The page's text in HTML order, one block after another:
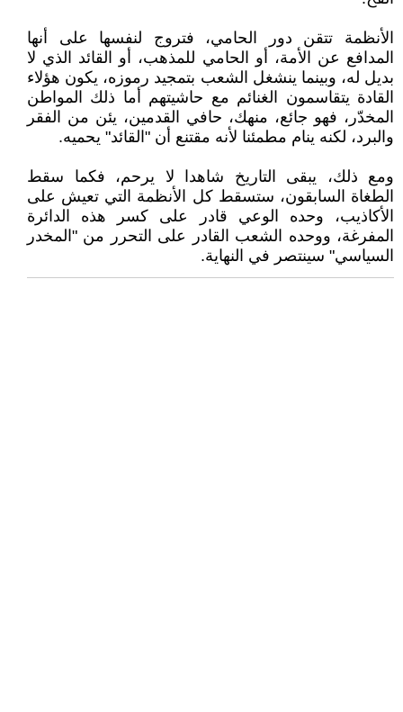
الأنظمة تتقن دور الحامي، فتروج لنفسها على أنها
المدافع عن الأمة، أو الحامي للمذهب، أو القائد الذي لا
بديل له، وبينما ينشغل الشعب بتمجيد رموزه، يكون هؤلاء
القادة يتقاسمون الغنائم مع حاشيتهم أما ذلك المواطن
المخدّر، فهو جائع، منهك، حافي القدمين، يئن من الفقر
والبرد، لكنه ينام مطمئنا لأنه مقتنع أن "القائد" يحميه.
ومع ذلك، يبقى التاريخ شاهدا لا يرحم، فكما سقط
الطغاة السابقون، ستسقط كل الأنظمة التي تعيش على
الأكاذيب، وحده الوعي قادر على كسر هذه الدائرة
المفرغة، ووحده الشعب القادر على التحرر من "المخدر
السياسي" سينتصر في النهاية.